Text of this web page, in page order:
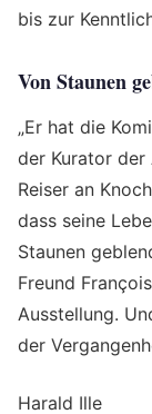
bis zur
Von Staunen
„Er hat die
der Kurator der
Reiser an
dass seine
Staunen
Freund
Ausstellung.
der
Harald Ille